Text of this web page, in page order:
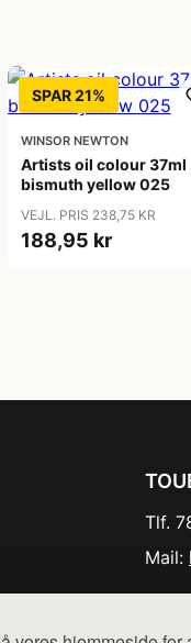
SPAR 21%
WINSOR NEWTON
Artists oil colour 37ml
bismuth yellow 025
VEJL. PRIS 238,75 KR
188,95 kr
Tlf.
Mail: